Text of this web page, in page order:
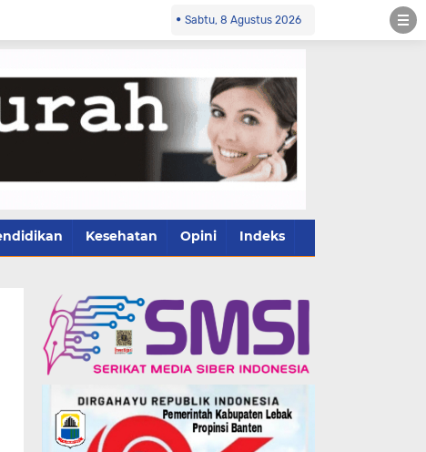
Sabtu, 8 Agustus 2026
Kesehatan Opini Indeks